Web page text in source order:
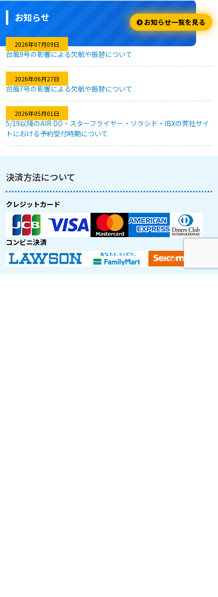
★★★★☆
利用のしやすさ
問題なく利用できました。
★★★★★
キャンセル対応
お知らせ お知らせ一覧を見る
2026年07月09日
台風9号の影響による欠航や振替について
2026年06月27日
台風7号の影響による欠航や振替について
2026年05月01日
5/19以降のAIR DO・スターフライヤー・ソラシド・IBXの弊社サイ
トにおける予約受付時期について
決済方法について
クレジットカード
コンビニ決済